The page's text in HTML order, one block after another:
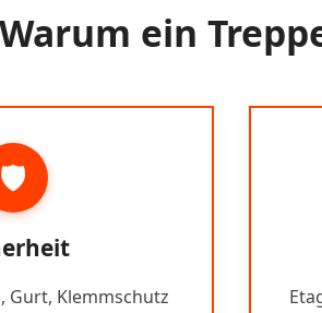
Warum ein
🛡️
Klemmschutz